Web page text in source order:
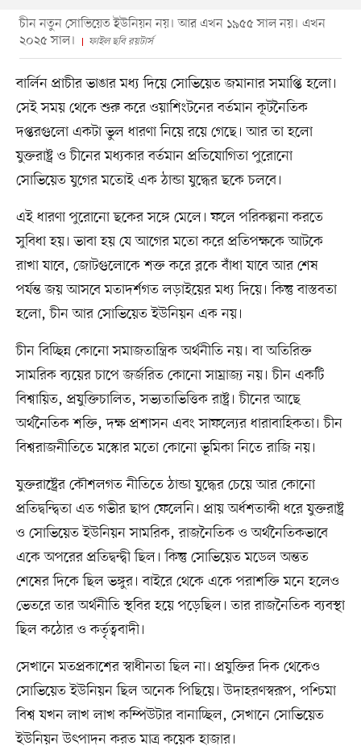
চীন নতুন সোভিয়েত ইউনিয়ন নয়। আর এখন ১৯৫৫ সাল নয়। এখন
২০২৫ সাল।
ফাইল ছবি রয়টার্স
বার্লিন প্রাচীর ভাঙার মধ্য দিয়ে সোভিয়েত জমানার সমাপ্তি হলো।
সেই সময় থেকে শুরু করে ওয়াশিংটনের বর্তমান কূটনৈতিক
দপ্তরগুলো একটা ভুল ধারণা নিয়ে রয়ে গেছে। আর তা হলো
যুক্তরাষ্ট্র ও চীনের মধ্যকার বর্তমান প্রতিযোগিতা পুরোনো
সোভিয়েত যুগের মতোই এক ঠান্ডা যুদ্ধের ছকে চলবে।
এই ধারণা পুরোনো ছকের সঙ্গে মেলে। ফলে পরিকল্পনা করতে
সুবিধা হয়। ভাবা হয় যে আগের মতো করে প্রতিপক্ষকে আটকে
রাখা যাবে, জোটগুলোকে শক্ত করে ব্লকে বাঁধা যাবে আর শেষ
পর্যন্ত জয় আসবে মতাদর্শগত লড়াইয়ের মধ্য দিয়ে। কিন্তু বাস্তবতা
হলো, চীন আর সোভিয়েত ইউনিয়ন এক নয়।
চীন বিচ্ছিন্ন কোনো সমাজতান্ত্রিক অর্থনীতি নয়। বা অতিরিক্ত
সামরিক ব্যয়ের চাপে জর্জরিত কোনো সাম্রাজ্য নয়। চীন একটি
বিশ্বায়িত, প্রযুক্তিচালিত, সভ্যতাভিত্তিক রাষ্ট্র। চীনের আছে
অর্থনৈতিক শক্তি, দক্ষ প্রশাসন এবং সাফল্যের ধারাবাহিকতা। চীন
বিশ্বরাজনীতিতে মস্কোর মতো কোনো ভূমিকা নিতে রাজি নয়।
যুক্তরাষ্ট্রের কৌশলগত নীতিতে ঠান্ডা যুদ্ধের চেয়ে আর কোনো
প্রতিদ্বন্দ্বিতা এত গভীর ছাপ ফেলেনি। প্রায় অর্ধশতাব্দী ধরে যুক্তরাষ্ট্র
ও সোভিয়েত ইউনিয়ন সামরিক, রাজনৈতিক ও অর্থনৈতিকভাবে
একে অপরের প্রতিদ্বন্দ্বী ছিল। কিন্তু সোভিয়েত মডেল অন্তত
শেষের দিকে ছিল ভঙ্গুর। বাইরে থেকে একে পরাশক্তি মনে হলেও
ভেতরে তার অর্থনীতি স্থবির হয়ে পড়েছিল। তার রাজনৈতিক ব্যবস্থা
ছিল কঠোর ও কর্তৃত্ববাদী।
সেখানে মতপ্রকাশের স্বাধীনতা ছিল না। প্রযুক্তির দিক থেকেও
সোভিয়েত ইউনিয়ন ছিল অনেক পিছিয়ে। উদাহরণস্বরূপ, পশ্চিমা
বিশ্ব যখন লাখ লাখ কম্পিউটার বানাচ্ছিল, সেখানে সোভিয়েত
ইউনিয়ন উৎপাদন করত মাত্র কয়েক হাজার।